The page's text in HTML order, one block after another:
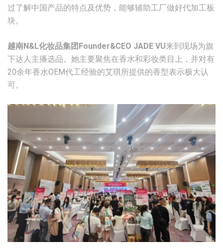
过了解中国产品的特点及优势，能够辅助工厂做好代加工板
块。
越南N&L化妆品集团Founder&CEO JADE VU来到现场为旗
下达人主播选品。她主要聚焦在香水和彩妆类目上，并对有
20余年香水OEM代工经验的艾琪所提供的香型表示极大认
可。